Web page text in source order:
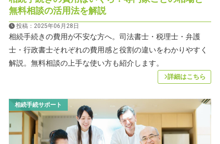
無料相談の活用法を解説
投稿：2025年06月28日
相続手続きの費用が不安な方へ。司法書士・税理士・弁護
士・行政書士それぞれの費用感と役割の違いをわかりやすく
解説。無料相談の上手な使い方も紹介します。
詳細はこちら
相続手続サポート